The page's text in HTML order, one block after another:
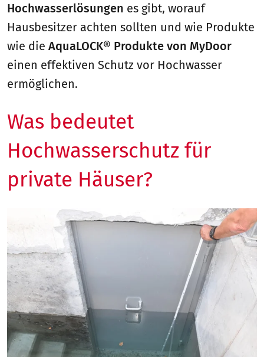
Hochwasserlösungen es gibt, worauf
Hausbesitzer achten sollten und wie Produkte
wie die AquaLOCK® Produkte von MyDoor
einen effektiven Schutz vor Hochwasser
ermöglichen.
Was bedeutet
Hochwasserschutz für
private Häuser?